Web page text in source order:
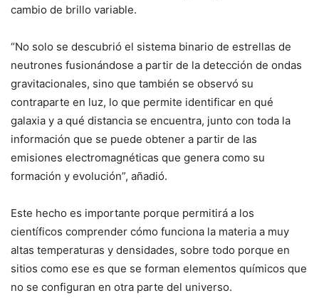
cambio de brillo variable.
“No solo se descubrió el sistema binario de estrellas de
neutrones fusionándose a partir de la detección de ondas
gravitacionales, sino que también se observó su
contraparte en luz, lo que permite identificar en qué
galaxia y a qué distancia se encuentra, junto con toda la
información que se puede obtener a partir de las
emisiones electromagnéticas que genera como su
formación y evolución”, añadió.
Este hecho es importante porque permitirá a los
científicos comprender cómo funciona la materia a muy
altas temperaturas y densidades, sobre todo porque en
sitios como ese es que se forman elementos químicos que
no se configuran en otra parte del universo.